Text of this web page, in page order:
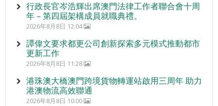
行政長官岑浩輝出席澳門法律工作者聯合會十周
年 – 第四屆架構成員就職典禮。
2026年8月8日 12:04
譚偉文要求都更公司創新探索多元模式推動都市
更新工作
2026年8月8日 11:28
港珠澳大橋澳門跨境貨物轉運站啟用三周年 助力
港澳物流高效聯通
2026年8月8日 10:00